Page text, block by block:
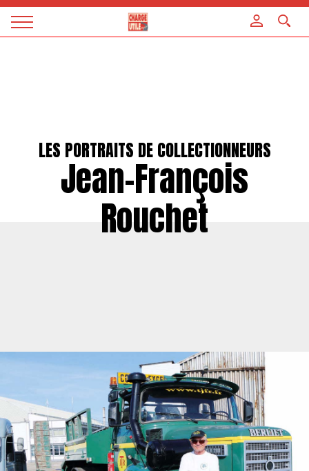
Magazine
LES PORTRAITS DE COLLECTIONNEURS
Jean-François
Rouchet
Panneau de gestion des cookies